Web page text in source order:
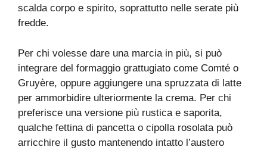
scalda corpo e spirito, soprattutto nelle serate più
fredde.
Per chi volesse dare una marcia in più, si può
integrare del formaggio grattugiato come Comté o
Gruyère, oppure aggiungere una spruzzata di latte
per ammorbidire ulteriormente la crema. Per chi
preferisce una versione più rustica e saporita,
qualche fettina di pancetta o cipolla rosolata può
arricchire il gusto mantenendo intatto l’austero